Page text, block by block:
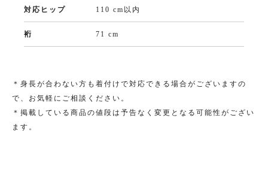
黒留袖
プラン・料金
対応ヒップ 110 cm以内
裄 71 cm
＊身長が合わない方も着付けで対応できる場合がございますの
で、お気軽にご相談ください。
＊掲載している商品の値段は予告なく変更となる可能性がござい
ます。